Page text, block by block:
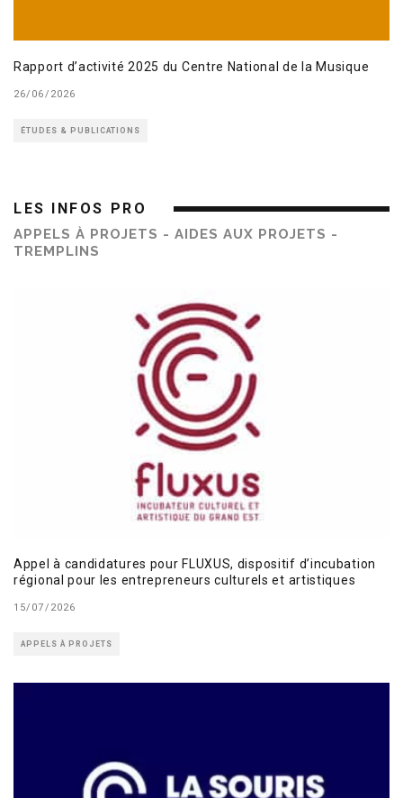
Rapport d’activité 2025 du Centre National de la Musique
26/06/2026
ÉTUDES & PUBLICATIONS
LES INFOS PRO
APPELS À PROJETS - AIDES AUX PROJETS -
TREMPLINS
Appel à candidatures pour FLUXUS, dispositif d’incubation
régional pour les entrepreneurs culturels et artistiques
15/07/2026
APPELS À PROJETS